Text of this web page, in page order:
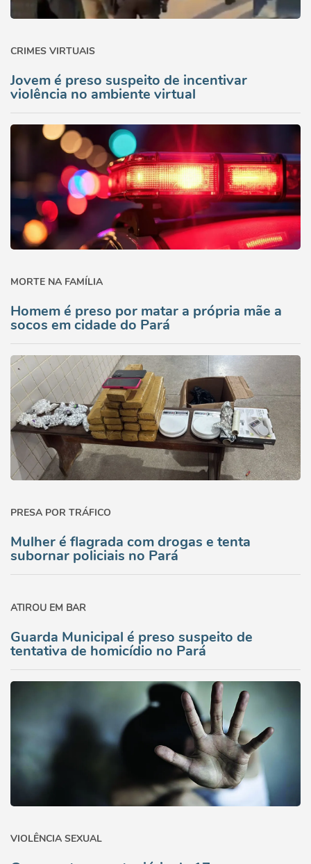
CRIMES VIRTUAIS
Jovem é preso suspeito de incentivar
violência no ambiente virtual
MORTE NA FAMÍLIA
Homem é preso por matar a própria mãe a
socos em cidade do Pará
PRESA POR TRÁFICO
Mulher é flagrada com drogas e tenta
subornar policiais no Pará
ATIROU EM BAR
Guarda Municipal é preso suspeito de
tentativa de homicídio no Pará
VIOLÊNCIA SEXUAL